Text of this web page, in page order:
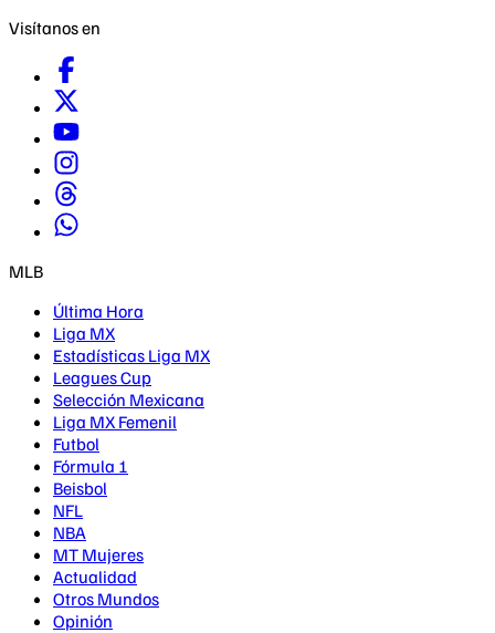
Visítanos en
MLB
Última Hora
Liga MX
Estadísticas Liga MX
Leagues Cup
Selección Mexicana
Liga MX Femenil
Futbol
Fórmula 1
Beisbol
NFL
NBA
MT Mujeres
Actualidad
Otros Mundos
Opinión